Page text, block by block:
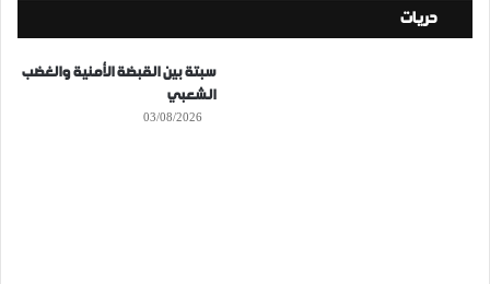
حريات
سبتة بين القبضة الأمنية والغضب
الشعبي
03/08/2026